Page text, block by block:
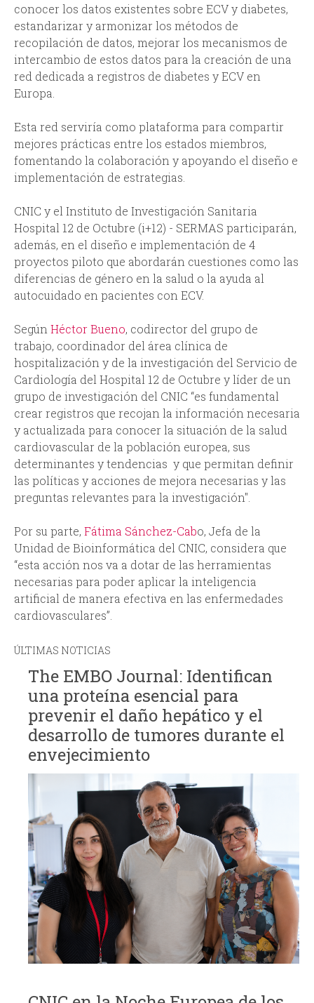
conocer los datos existentes sobre ECV y diabetes,
estandarizar y armonizar los métodos de
recopilación de datos, mejorar los mecanismos de
intercambio de estos datos para la creación de una
red dedicada a registros de diabetes y ECV en
Europa.
Esta red serviría como plataforma para compartir
mejores prácticas entre los estados miembros,
fomentando la colaboración y apoyando el diseño e
implementación de estrategias.
CNIC y el Instituto de Investigación Sanitaria
Hospital 12 de Octubre (i+12) - SERMAS participarán,
además, en el diseño e implementación de 4
proyectos piloto que abordarán cuestiones como las
diferencias de género en la salud o la ayuda al
autocuidado en pacientes con ECV.
Según Héctor Bueno, codirector del grupo de
trabajo, coordinador del área clínica de
hospitalización y de la investigación del Servicio de
Cardiología del Hospital 12 de Octubre y líder de un
grupo de investigación del CNIC “es fundamental
crear registros que recojan la información necesaria
y actualizada para conocer la situación de la salud
cardiovascular de la población europea, sus
determinantes y tendencias y que permitan definir
las políticas y acciones de mejora necesarias y las
preguntas relevantes para la investigación".
Por su parte, Fátima Sánchez-Cabo, Jefa de la
Unidad de Bioinformática del CNIC, considera que
“esta acción nos va a dotar de las herramientas
necesarias para poder aplicar la inteligencia
artificial de manera efectiva en las enfermedades
cardiovasculares”.
ÚLTIMAS NOTICIAS
The EMBO Journal: Identifican
una proteína esencial para
prevenir el daño hepático y el
desarrollo de tumores durante el
envejecimiento